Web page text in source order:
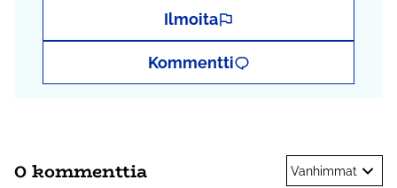
Ilmoita
Kommentti
0 kommenttia Vanhimmat